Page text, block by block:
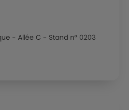
- Allée C - Stand n° 0203